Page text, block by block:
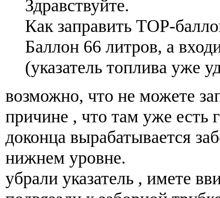
Здравствуйте.
Как заправить ТОР-
Баллон 66 литров, а
(указатель топлива уже
возможно, что не можете
причине , что там уже есть
доконца вырабатывается
нижнем уровне.
убрали указатель , имете